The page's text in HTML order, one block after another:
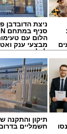
ניצת הדובדבן
הלום עם
מבצעי ענק
לכל המשפחה
תיקון והתקנה
חשמליים